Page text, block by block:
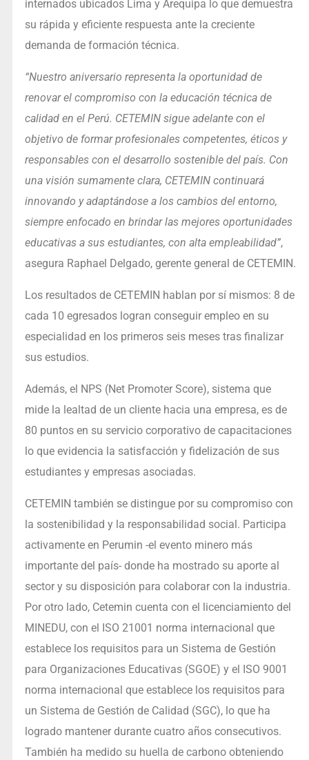
internados ubicados Lima y Arequipa lo que demuestra
su rápida y eficiente respuesta ante la creciente
demanda de formación técnica.
“Nuestro aniversario representa la oportunidad de
renovar el compromiso con la educación técnica de
calidad en el Perú. CETEMIN sigue adelante con el
objetivo de formar profesionales competentes, éticos y
responsables con el desarrollo sostenible del país. Con
una visión sumamente clara, CETEMIN continuará
innovando y adaptándose a los cambios del entorno,
siempre enfocado en brindar las mejores oportunidades
educativas a sus estudiantes, con alta empleabilidad”,
asegura Raphael Delgado, gerente general de CETEMIN.
Los resultados de CETEMIN hablan por sí mismos: 8 de
cada 10 egresados logran conseguir empleo en su
especialidad en los primeros seis meses tras finalizar
sus estudios.
Además, el NPS (Net Promoter Score), sistema que
mide la lealtad de un cliente hacia una empresa, es de
80 puntos en su servicio corporativo de capacitaciones
lo que evidencia la satisfacción y fidelización de sus
estudiantes y empresas asociadas.
CETEMIN también se distingue por su compromiso con
la sostenibilidad y la responsabilidad social. Participa
activamente en Perumin -el evento minero más
importante del país- donde ha mostrado su aporte al
sector y su disposición para colaborar con la industria.
Por otro lado, Cetemin cuenta con el licenciamiento del
MINEDU, con el ISO 21001 norma internacional que
establece los requisitos para un Sistema de Gestión
para Organizaciones Educativas (SGOE) y el ISO 9001
norma internacional que establece los requisitos para
un Sistema de Gestión de Calidad (SGC), lo que ha
logrado mantener durante cuatro años consecutivos.
También ha medido su huella de carbono obteniendo